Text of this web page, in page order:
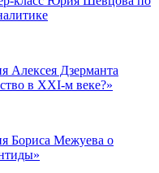
Алексея Дзерманта
в XXI-м веке?»
Бориса Межуева о